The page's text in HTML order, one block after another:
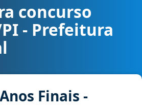
PI - Prefeitura Municipal cargo
concurso
- Prefeitura
Finais -